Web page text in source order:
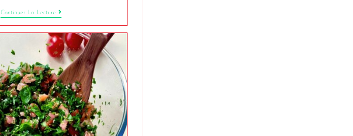
Continuer La Lecture